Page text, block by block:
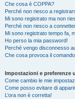
Che cosa è COPPA?
Perché non riesco a
Mi sono registrato ma non
Perché non riesco a
Mi sono registrato tempo fa,
Ho perso la mia password!
Perché vengo disconnesso
Che cosa provoca il
Impostazioni e preferenze
Come cambio le mie
Come posso evitare di
L’ora non è corretta!